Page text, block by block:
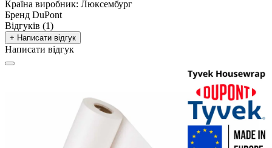
Країна виробник: Люксембург
Бренд DuPont
Відгуків (1)
+ Написати відгук
Написати відгук